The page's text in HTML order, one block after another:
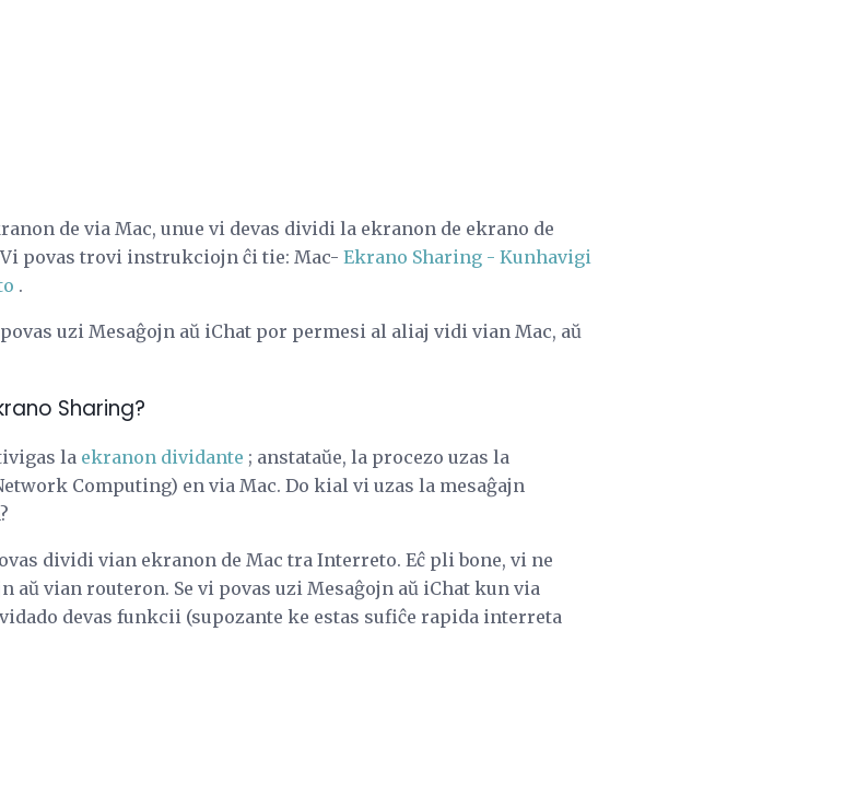
de via Mac, unue vi devas dividi la ekranon de ekrano de
povas trovi instrukciojn ĉi tie: Mac- Ekrano Sharing - Kunhavigi
.
uzi Mesaĝojn aŭ iChat por permesi al aliaj vidi vian Mac, aŭ
Sharing?
la ekranon dividante ; anstataŭe, la procezo uzas la
Computing) en via Mac. Do kial vi uzas la mesaĝajn
dividi vian ekranon de Mac tra Interreto. Eĉ pli bone, vi ne
aŭ vian routeron. Se vi povas uzi Mesaĝojn aŭ iChat kun via
devas funkcii (supozante ke estas sufiĉe rapida interreta